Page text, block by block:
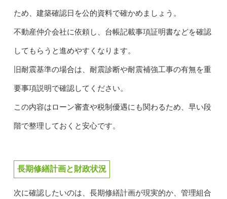
ため、建築確認日を公的資料で確かめましょう。
不動産仲介会社に依頼し、台帳記載事項証明書などを確認
してもらうと進めやすくなります。
旧耐震基準の場合は、耐震診断や耐震補強工事の有無を重
要事項説明で確認してください。
この内容はローン審査や税制優遇にも関わるため、早い段
階で整理しておくと安心です。
長期修繕計画と財政状況
次に確認したいのは、長期修繕計画が現実的か、管理組合